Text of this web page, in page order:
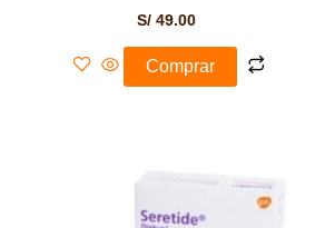
S/ 49.00
Comprar